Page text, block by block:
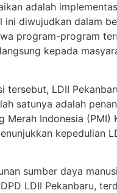
adalah
ini diwujudkan dalam
program-program
kepada
LDII
satunya adalah
Merah Indonesia (PMI)
kepedulian
sumber daya
LDII Pekanbaru,